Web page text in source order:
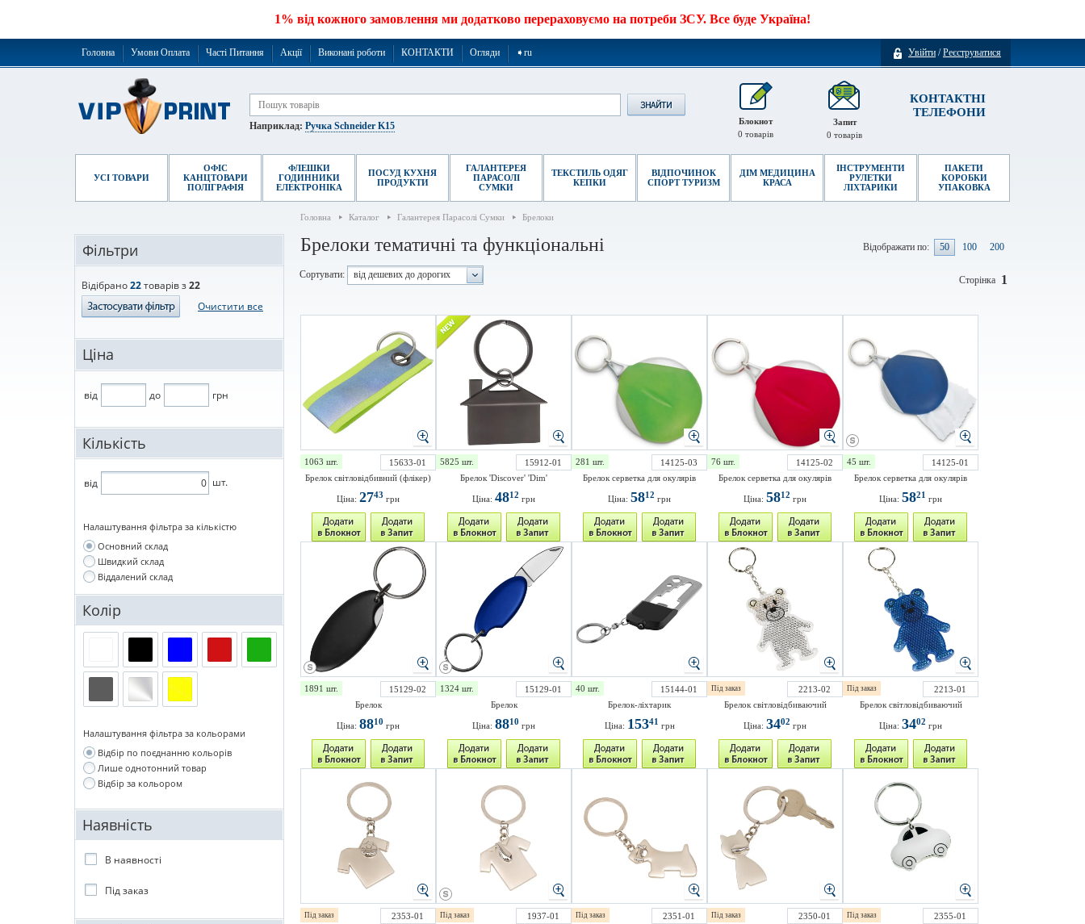
1% від кожного замовлення ми додатково перераховуємо на потреби ЗСУ. Все буде Україна!
Увійти /Реєструватися
Головна Умови Оплата Часті Питання Акції Виконані роботи КОНТАКТИ Огляди ➧ru
КОНТАКТНІ
ТЕЛЕФОНИ
Запит
0 товарів
Наприклад: Ручка Schneider K15
Блокнот
0 товарів
УСІ ТОВАРИ
ОФІС
КАНЦТОВАРИ
ПОЛІГРАФІЯ
ФЛЕШКИ
ГОДИННИКИ
ЕЛЕКТРОНІКА
ПОСУД КУХНЯ
ПРОДУКТИ
ГАЛАНТЕРЕЯ
ПАРАСОЛІ
СУМКИ
ТЕКСТИЛЬ ОДЯГ
КЕПКИ
ВІДПОЧИНОК
СПОРТ ТУРИЗМ
ДІМ МЕДИЦИНА
КРАСА
ІНСТРУМЕНТИ
РУЛЕТКИ
ЛІХТАРИКИ
ПАКЕТИ
КОРОБКИ
УПАКОВКА
Головна Каталог Галантерея Парасолі Сумки Брелоки
Фільтри
Відібрано22товарів з22
Очистити все
Ціна
від до грн
Кількість
від шт.
Налаштування фільтра за кількістю
Основний склад
Швидкий склад
Віддалений склад
Колір
Налаштування фільтра за кольорами
Відбір по поєднанню кольорів
Лише однотонний товар
Відбір за кольором
Наявність
В наявності
Під заказ
Брелоки тематичні та функціональні Відображати по: 50 100 200
Сортувати: від дешевих до дорогих 1
Сторінка
1063 шт.
15633-01
Брелок світловідбивний (флікер)
Ціна: 2743 грн
5825 шт.
15912-01
Брелок 'Discover' 'Dim'
Ціна: 4812 грн
281 шт.
14125-03
Брелок серветка для окулярів
Ціна: 5812 грн
76 шт.
14125-02
Брелок серветка для окулярів
Ціна: 5812 грн
45 шт.
14125-01
Брелок серветка для окулярів
Ціна: 5821 грн
1891 шт.
15129-02
Брелок
Ціна: 8810 грн
1324 шт.
15129-01
Брелок
Ціна: 8810 грн
40 шт.
15144-01
Брелок-ліхтарик
Ціна: 15341 грн
Під заказ
2213-02
Брелок світловідбиваючий
Ціна: 3402 грн
Під заказ
2213-01
Брелок світловідбиваючий
Ціна: 3402 грн
Під заказ
2353-01
Під заказ
1937-01
Під заказ
2351-01
Під заказ
2350-01
Під заказ
2355-01